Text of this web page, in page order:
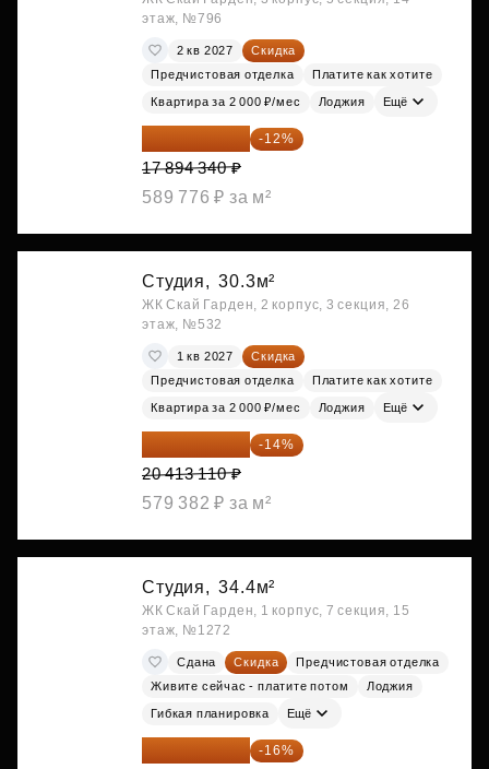
этаж, №796
2 кв 2027
Скидка
Предчистовая отделка
Платите как хотите
Квартира за 2 000 ₽/мес Лоджия Ещё
15 747 019 ₽ -12%
17 894 340 ₽
589 776 ₽ за м²
Студия, 30.3м²
ЖК Скай Гарден, 2 корпус, 3 секция, 26
этаж, №532
1 кв 2027
Скидка
Предчистовая отделка
Платите как хотите
Квартира за 2 000 ₽/мес Лоджия Ещё
17 555 275 ₽ -14%
20 413 110 ₽
579 382 ₽ за м²
Студия, 34.4м²
ЖК Скай Гарден, 1 корпус, 7 секция, 15
этаж, №1272
Сдана Скидка
Предчистовая отделка
Живите сейчас - платите потом
Лоджия
Гибкая планировка Ещё
18 383 635 ₽ -16%